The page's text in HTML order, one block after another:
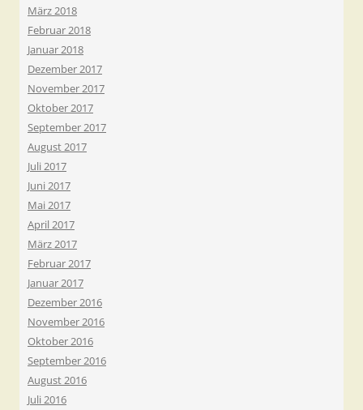
März 2018
Februar 2018
Januar 2018
Dezember 2017
November 2017
Oktober 2017
September 2017
August 2017
Juli 2017
Juni 2017
Mai 2017
April 2017
März 2017
Februar 2017
Januar 2017
Dezember 2016
November 2016
Oktober 2016
September 2016
August 2016
Juli 2016